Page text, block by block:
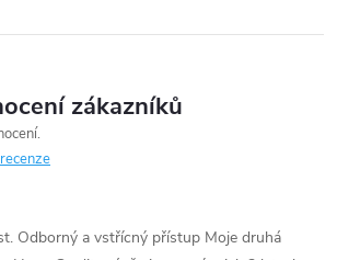
zákazníků
Odborný a vstřícný přístup Moje druhá